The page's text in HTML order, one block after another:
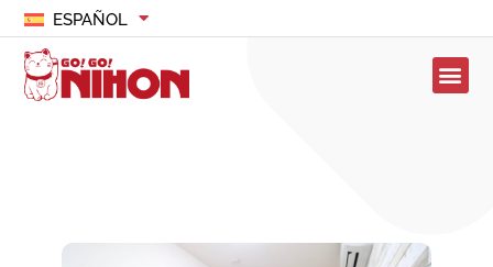
ESPAÑOL